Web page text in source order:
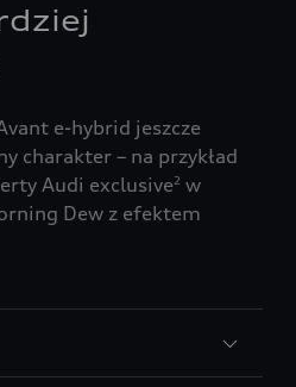
e-hybrid jeszcze
charakter – na przykład
Audi exclusive2 w
Dew z efektem